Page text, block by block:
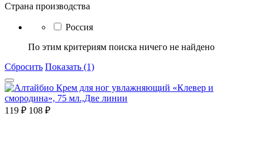
Страна производства
Россия
По этим критериям поиска ничего не найдено
Сбросить Показать (1)
119 ₽ 108 ₽